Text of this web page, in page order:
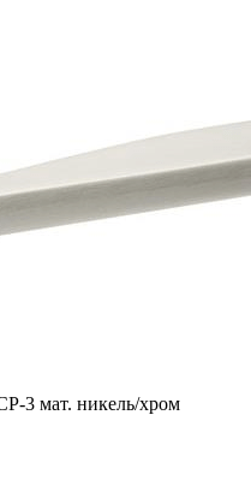
3 мат. никель/хром